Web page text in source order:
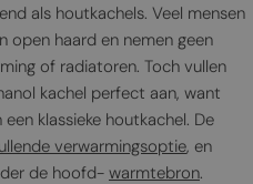
als houtkachels. Veel mensen
open haard en nemen geen
of radiatoren. Toch vullen
kachel perfect aan, want
klassieke houtkachel. De
verwarmingsoptie, en
de hoofd- warmtebron.